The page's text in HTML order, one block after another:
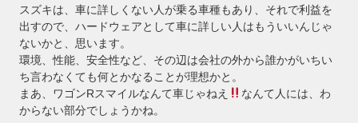
スズキは、車に詳しくない人が乗る車種もあり、それで利益を
出すので、ハードウェアとして車に詳しい人はもういいんじゃ
ないかと、思います。
環境、性能、安全性など、その辺は会社の外から誰かがいちい
ち言わなくても何とかなることが理想かと。
まあ、ワゴンRスマイルなんて車じゃねえ
なんて人には、わ
からない部分でしょうかね。